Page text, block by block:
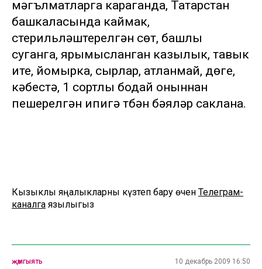
мәгълүматларга караганда, Татарстан
башкаласында каймак,
стерильләштерелгән сөт, башлы
суганга, ярымысланган казылык, тавык
ите, йомырка, сырлар, атланмай, дөге,
кәбестә, 1 сортлы бодай оныннан
пешерелгән ипигә түбән бәяләр саклана.
Кызыклы яңалыкларны күзәтеп бару өчен Телеграм-
каналга язылыгыз
җәмгыять 10 декабрь 2009 16:50